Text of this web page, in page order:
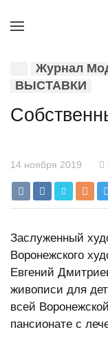
Журнал
ВЫСТАВКИ
14 ноября 2019
Заслуженный
Воронежского
Евгений
живописи для
всей
пансионате с